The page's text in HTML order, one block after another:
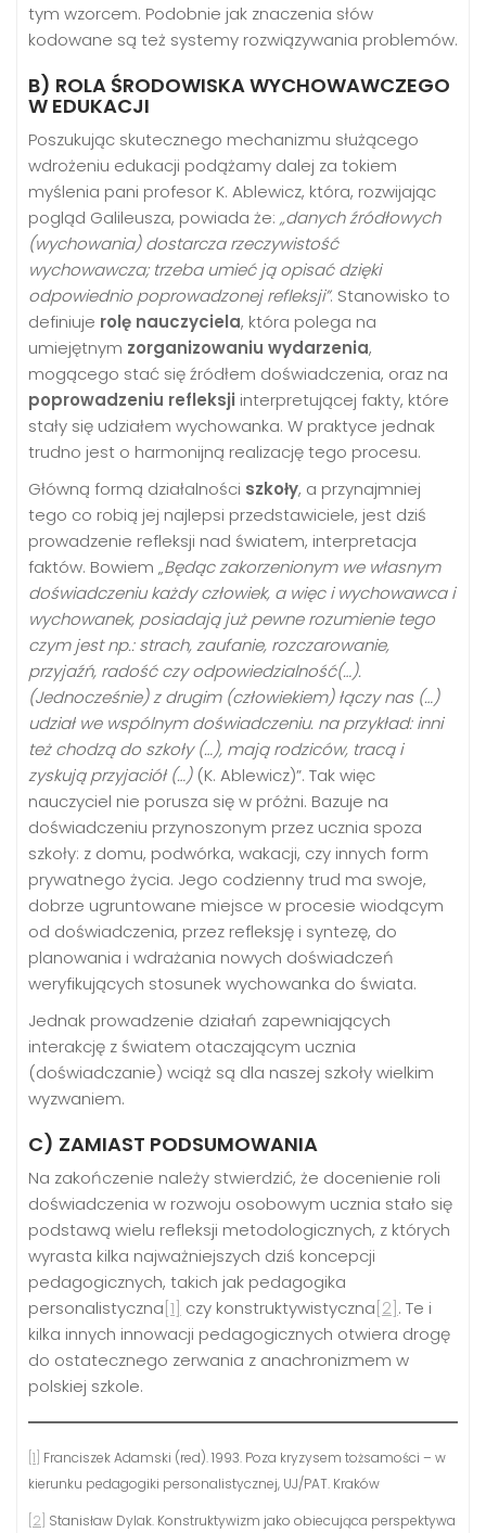
tym wzorcem. Podobnie jak znaczenia słów
kodowane są też systemy rozwiązywania problemów.
B) ROLA ŚRODOWISKA WYCHOWAWCZEGO
W EDUKACJI
Poszukując skutecznego mechanizmu służącego
wdrożeniu edukacji podążamy dalej za tokiem
myślenia pani profesor K. Ablewicz, która, rozwijając
pogląd Galileusza, powiada że: „danych źródłowych
(wychowania) dostarcza rzeczywistość
wychowawcza; trzeba umieć ją opisać dzięki
odpowiednio poprowadzonej refleksji”. Stanowisko to
definiuje rolę nauczyciela, która polega na
umiejętnym zorganizowaniu wydarzenia,
mogącego stać się źródłem doświadczenia, oraz na
poprowadzeniu refleksji interpretującej fakty, które
stały się udziałem wychowanka. W praktyce jednak
trudno jest o harmonijną realizację tego procesu.
Główną formą działalności szkoły, a przynajmniej
tego co robią jej najlepsi przedstawiciele, jest dziś
prowadzenie refleksji nad światem, interpretacja
faktów. Bowiem „Będąc zakorzenionym we własnym
doświadczeniu każdy człowiek, a więc i wychowawca i
wychowanek, posiadają już pewne rozumienie tego
czym jest np.: strach, zaufanie, rozczarowanie,
przyjaźń, radość czy odpowiedzialność(…).
(Jednocześnie) z drugim (człowiekiem) łączy nas (…)
udział we wspólnym doświadczeniu. na przykład: inni
też chodzą do szkoły (…), mają rodziców, tracą i
zyskują przyjaciół (…) (K. Ablewicz)”. Tak więc
nauczyciel nie porusza się w próżni. Bazuje na
doświadczeniu przynoszonym przez ucznia spoza
szkoły: z domu, podwórka, wakacji, czy innych form
prywatnego życia. Jego codzienny trud ma swoje,
dobrze ugruntowane miejsce w procesie wiodącym
od doświadczenia, przez refleksję i syntezę, do
planowania i wdrażania nowych doświadczeń
weryfikujących stosunek wychowanka do świata.
Jednak prowadzenie działań zapewniających
interakcję z światem otaczającym ucznia
(doświadczanie) wciąż są dla naszej szkoły wielkim
wyzwaniem.
C) ZAMIAST PODSUMOWANIA
Na zakończenie należy stwierdzić, że docenienie roli
doświadczenia w rozwoju osobowym ucznia stało się
podstawą wielu refleksji metodologicznych, z których
wyrasta kilka najważniejszych dziś koncepcji
pedagogicznych, takich jak pedagogika
personalistyczna[1] czy konstruktywistyczna[2]. Te i
kilka innych innowacji pedagogicznych otwiera drogę
do ostatecznego zerwania z anachronizmem w
polskiej szkole.
[1] Franciszek Adamski (red). 1993. Poza kryzysem tożsamości – w
kierunku pedagogiki personalistycznej, UJ/PAT. Kraków
[2] Stanisław Dylak. Konstruktywizm jako obiecująca perspektywa